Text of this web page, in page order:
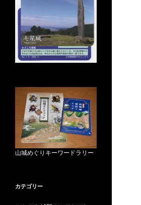
山城めぐりキーワードラリー
カテゴリー